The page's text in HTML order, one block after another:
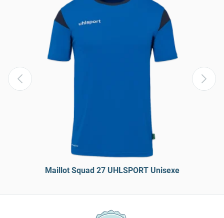
Maillot Squad 27 UHLSPORT Unisexe